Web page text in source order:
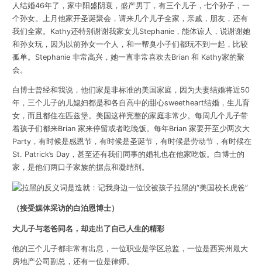
人结婚46年了，家中阳盛阴衰，盛产男丁，有三个儿子，七个孙子，一
个孙女。上月他家开圣诞聚会，请来几个儿子全家，亲戚，朋友，还有
我们全家。Kathy还特别谢谢我家女儿Stephanie，能体谅人，说谢谢她
和孙女玩，因为以前孙女一个人，和一帮臭小子们都玩不到一起，比较
孤单。Stephanie 非常高兴，她一直非常喜欢去Brian 和 Kathy家的聚
会。
白博士曾经和我说，他们家是非标准的美国家庭，因为夫妻结婚将近50
年，三个儿子的儿媳妇都是和各自高中的甜心sweetheart结婚，生儿育
女，而且都住在匹兹堡。美国这样完整的家庭非常少。每周几个儿子带
着孩子们都来Brian 家来停留或者吃晚饭。每年Brian 家要开至少两次大
Party，有时候是感恩节，有时候是圣诞节，有时候是劳动节，有时候在
St. Patrick’s Day，甚至还有我们同事的婚礼也在他家吃饭。白博士的
家，是他们两口子家族的据点和凝结剂。
（接受媒体采访的白泊恩博士）
大儿子与老爸同名，却走出了自己人生的精彩
他的三个儿子都非常有出息，一位职业是学区总监，一位是西宾州最大
房地产公司副总，还有一位是律师。